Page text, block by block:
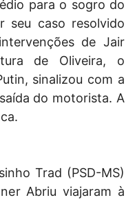
para o sogro do
seu caso resolvido
de Jair
de Oliveira, o
sinalizou com a
do motorista. A
Trad (PSD-MS)
Abriu viajaram à